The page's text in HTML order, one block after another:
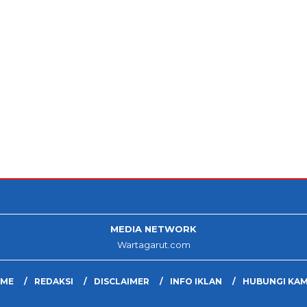
MEDIA NETWORK
Wartagarut.com
REDAKSI DISCLAIMER INFO IKLAN HUBUNGI